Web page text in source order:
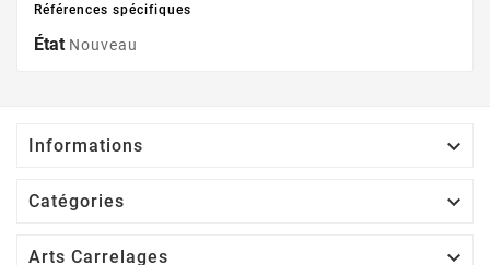
Références spécifiques
État Nouveau
Informations 
Catégories 
Arts Carrelages 